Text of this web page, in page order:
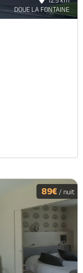
DOUE LA FONTAINE
89€ / nuit